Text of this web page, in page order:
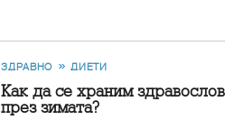
ЗДРАВНО ДИЕТИ
Как да се храним
през зимата?